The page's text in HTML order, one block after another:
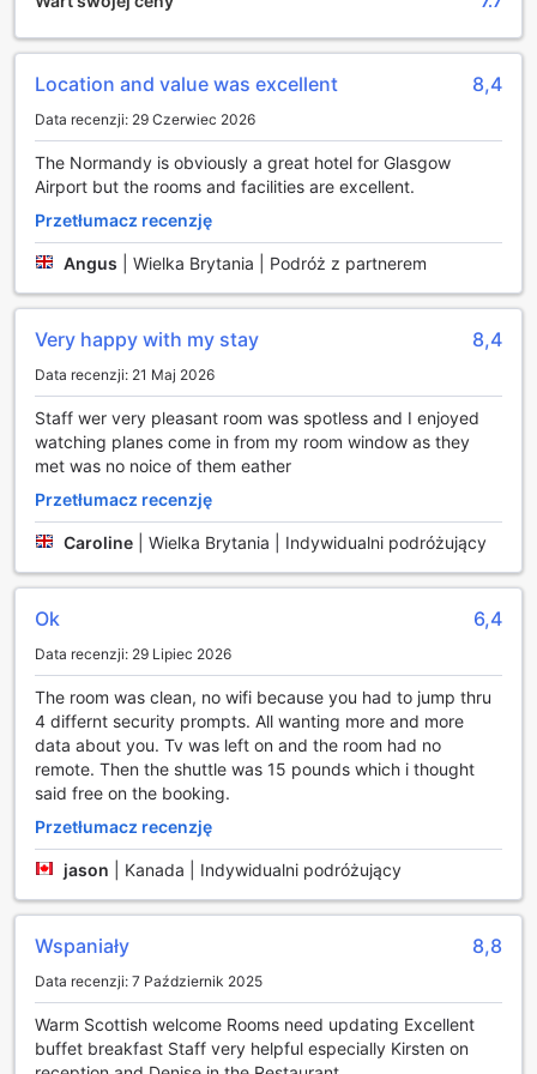
czyni go sercem hotelowej rozrywki.
Dodatkowo, hotel oferuje piękny ogród, idealny na relaks w
otoczeniu natury. Goście mogą spędzać czas na świeżym
powietrzu, ciesząc się słońcem lub organizując piknik z
rodziną i przyjaciółmi. Dla tych, którzy pragną wspólnego
spędzania czasu, dostępna jest także przestronna strefa
wspólna z telewizorem, gdzie można obejrzeć ulubione
programy lub wydarzenia sportowe. Normandy Hotel
zapewnia więc różnorodne możliwości rozrywkowe, które
umilą pobyt każdemu gościowi.
Udogodnienia w Normandy Hotel: Komfort i Wygoda na
Wyciągnięcie Ręki
Normandy Hotel w Glasgow oferuje szereg udogodnień,
które sprawią, że Twój pobyt będzie nie tylko komfortowy,
ale i bezproblemowy. Goście mogą skorzystać z usługi
room service, która pozwala na zamówienie posiłków
długim dniu zwiedzania. Dodatkowo, hotel zapewnia
bezpłatny dostęp do Wi-Fi we wszystkich pokojach oraz w
przestrzeniach ogólnodostępnych, co umożliwia łatwe
pozostawanie w kontakcie z bliskimi lub załatwianie spraw
Dla osób podróżujących z bagażem, Normandy Hotel
oferuje przechowalnię bagażu, dzięki czemu można
swobodnie eksplorować miasto bez ciężaru walizek.
Goście mogą również skorzystać z automatu z
przekąskami, co jest doskonałym rozwiązaniem na szybki
posiłek lub napój. A dla palaczy, wyznaczono specjalnie
przystosowaną strefę, gdzie można zrelaksować się przy
papierosie. Codzienne sprzątanie pokoi to kolejny atut,
który zapewnia świeżość i porządek, co z pewnością umili
Twój pobyt w tym przytulnym hotelu.
Normandy Hotel w Glasgow oferuje wygodne udogodnienia
transportowe, które zapewniają gościom łatwy dostęp do
okolicznych atrakcji oraz komfort podróży. Na terenie
hotelu znajduje się przestronny parking, co jest niezwykle
istotne dla osób podróżujących samochodem. Goście
mogą skorzystać z możliwości zaparkowania swojego
Location and value was excellent 8,4
Data recenzji: 29 Czerwiec 2026
The Normandy is obviously a great hotel for Glasgow
Airport but the rooms and facilities are excellent.
Przetłumacz recenzję
Angus Wielka Brytania | Podróż z partnerem
Very happy with my stay 8,4
Data recenzji: 21 Maj 2026
Staff wer very pleasant room was spotless and I enjoyed
watching planes come in from my room window as they
met was no noice of them eather
Przetłumacz recenzję
Caroline Wielka Brytania | Indywidualni podróżujący
Ok 6,4
Data recenzji: 29 Lipiec 2026
The room was clean, no wifi because you had to jump thru
4 differnt security prompts. All wanting more and more
data about you. Tv was left on and the room had no
remote. Then the shuttle was 15 pounds which i thought
said free on the booking.
Przetłumacz recenzję
jason Kanada | Indywidualni podróżujący
Wspaniały 8,8
Data recenzji: 7 Październik 2025
Warm Scottish welcome Rooms need updating Excellent
buffet breakfast Staff very helpful especially Kirsten on